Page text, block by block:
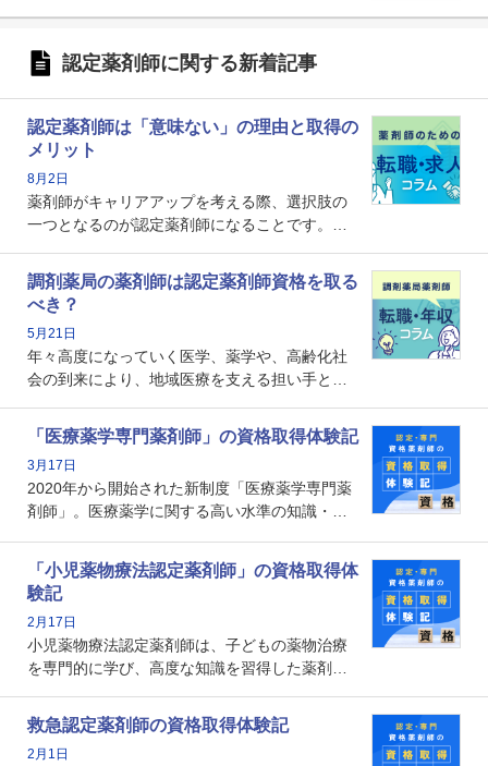
認定薬剤師に関する新着記事
認定薬剤師は「意味ない」の理由と取得の
メリット
8月2日
薬剤師がキャリアアップを考える際、選択肢の
一つとなるのが認定薬剤師になることです。し
という声を聞いたことがあるかもしれません。
本記事では、認定薬剤師が「意味ない」といわ
れる理由や、取得するメリット、年収・キャリ
アへの影響を解説します。
調剤薬局の薬剤師は認定薬剤師資格を取る
べき？
5月21日
年々高度になっていく医学、薬学や、高齢化社
会の到来により、地域医療を支える担い手とし
で、重要度が増しているのが認定薬剤師という
資格です。認定薬剤師とはいったいどんな資格
なのでしょうか。それを取得するとどのような
メリットがあるのでしょうか。
「医療薬学専門薬剤師」の資格取得体験記
3月17日
2020年から開始された新制度「医療薬学専門薬
剤師」。医療薬学に関する高い水準の知識・技
となります。取得要件は多岐に渡り、審査も複
数回ありますが、患者さんに対して一定の能力
の証明になる資格と言えます。
「小児薬物療法認定薬剤師」の資格取得体
験記
2月17日
小児薬物療法認定薬剤師は、子どもの薬物治療
を専門的に学び、高度な知識を習得した薬剤師
や、特有の疾患、心理状況を理解し、専門性を
深めることで、子どもとその保護者に寄り添え
る存在です。今回はそんな小児薬物療法認定薬
救急認定薬剤師の資格取得体験記
2月1日